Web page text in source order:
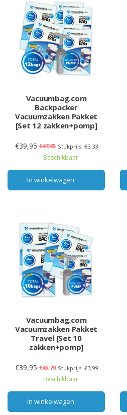
Vacuumbag.com
Backpacker
Vacuumzakken Pakket
[Set 12 zakken+pomp]
€39,95 €47,65 Stukprijs: €3,33
Beschikbaar
In winkelwagen
Vacuumbag.com
Vacuumzakken Pakket
Travel [Set 10
zakken+pomp]
€39,95 €45,70 Stukprijs: €3,99
Beschikbaar
In winkelwagen